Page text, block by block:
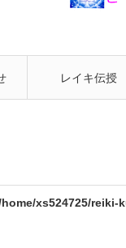
レイキ伝授
xs524725/reiki-